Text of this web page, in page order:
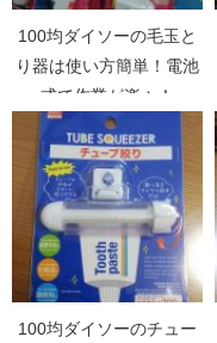
100均ダイソーの毛玉と
り器は使い方簡単！電池
式で作業が楽々！
100均ダイソーのチュー